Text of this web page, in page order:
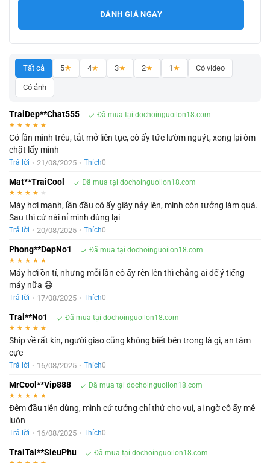
ĐÁNH GIÁ NGAY
Tất cả 5★ 4★ 3★ 2★ 1 ★ Có video
Có ảnh
TraiDep**Chat555 Đã mua tại dochoinguoilon18.com
★ ★ ★ ★ ★
Có lần mình trêu, tắt mở liên tục, cô ấy tức lườm nguýt, xong lại ôm
chặt lấy mình
Trả lời • 21/08/2025 • Thích0
Mat**TraiCool Đã mua tại dochoinguoilon18.com
★ ★ ★ ★ ★
Máy hơi mạnh, lần đầu cô ấy giãy nảy lên, mình còn tưởng làm quá.
Sau thì cứ nài nỉ mình dùng lại
Trả lời • 20/08/2025 • Thích0
Phong**DepNo1 Đã mua tại dochoinguoilon18.com
★ ★ ★ ★ ★
Máy hơi ồn tí, nhưng mỗi lần cô ấy rên lên thì chẳng ai để ý tiếng
máy nữa 😅
Trả lời • 17/08/2025 • Thích0
Trai**No1 Đã mua tại dochoinguoilon18.com
★ ★ ★ ★ ★
Ship về rất kín, người giao cũng không biết bên trong là gì, an tâm
cực
Trả lời • 16/08/2025 • Thích0
MrCool**Vip888 Đã mua tại dochoinguoilon18.com
★ ★ ★ ★ ★
Đêm đầu tiên dùng, mình cứ tưởng chỉ thử cho vui, ai ngờ cô ấy mê
luôn
Trả lời • 16/08/2025 • Thích0
TraiTai**SieuPhu Đã mua tại dochoinguoilon18.com